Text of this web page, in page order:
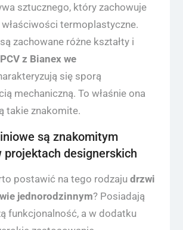
sztucznego, który zachowuje
termoplastyczne.
zachowane różne kształty i
z Bianex we
się sporą
mechaniczną. To właśnie ona
takie znakomite.
są znakomitym
projektach designerskich
postawić na tego rodzajudrzwi
jednorodzinnym? Posiadają
funkcjonalność, a w dodatku